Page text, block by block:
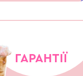
ГАРАНТІЇ